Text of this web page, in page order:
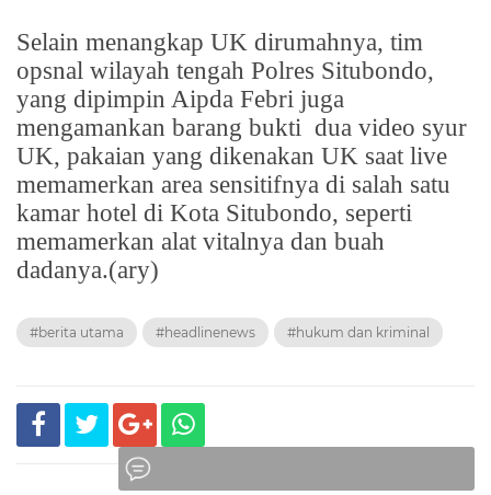
Selain menangkap UK dirumahnya, tim
opsnal wilayah tengah Polres Situbondo,
yang dipimpin Aipda Febri juga
mengamankan barang bukti dua video syur
UK, pakaian yang dikenakan UK saat live
memamerkan area sensitifnya di salah satu
kamar hotel di Kota Situbondo, seperti
memamerkan alat vitalnya dan buah
dadanya.(ary)
#berita utama #headlinenews #hukum dan kriminal